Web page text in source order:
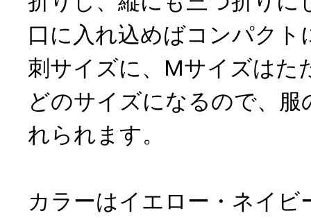
口に入れ込めばコンパクト
刺サイズに、Mサイズはた
どのサイズになるので、
れられます。
カラーはイエロー・ネイビ